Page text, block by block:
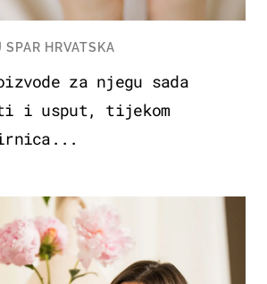
SPAR HRVATSKA
za njegu sada
i usput, tijekom